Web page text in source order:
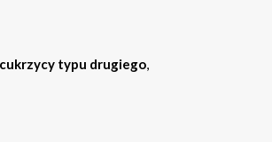
typu drugiego,